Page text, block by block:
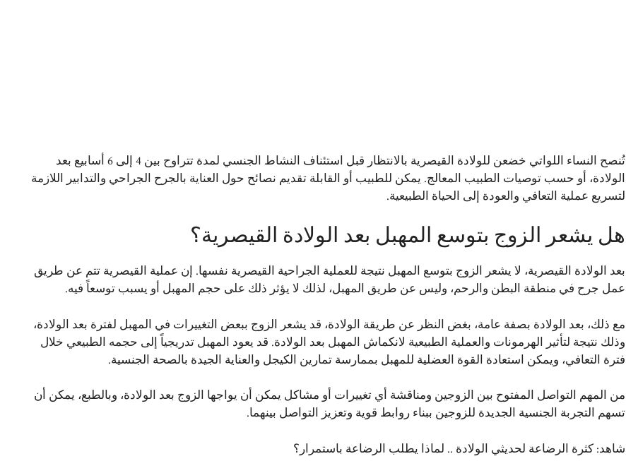
تُنصح النساء اللواتي خضعن للولادة القيصرية بالانتظار قبل استئناف النشاط الجنسي لمدة تتراوح بين 4 إلى 6 أسابيع بعد
الولادة، أو حسب توصيات الطبيب المعالج. يمكن للطبيب أو القابلة تقديم نصائح حول العناية بالجرح الجراحي والتدابير اللازمة
لتسريع عملية التعافي والعودة إلى الحياة الطبيعية.
هل يشعر الزوج بتوسع المهبل بعد الولادة القيصرية؟
بعد الولادة القيصرية، لا يشعر الزوج بتوسع المهبل نتيجة للعملية الجراحية القيصرية نفسها. إن عملية القيصرية تتم عن طريق
عمل جرح في منطقة البطن والرحم، وليس عن طريق المهبل، لذلك لا يؤثر ذلك على حجم المهبل أو يسبب توسعاً فيه.
مع ذلك، بعد الولادة بصفة عامة، بغض النظر عن طريقة الولادة، قد يشعر الزوج ببعض التغييرات في المهبل لفترة بعد الولادة،
وذلك نتيجة لتأثير الهرمونات والعملية الطبيعية لانكماش المهبل بعد الولادة. قد يعود المهبل تدريجياً إلى حجمه الطبيعي خلال
فترة التعافي، ويمكن استعادة القوة العضلية للمهبل بممارسة تمارين الكيجل والعناية الجيدة بالصحة الجنسية.
من المهم التواصل المفتوح بين الزوجين ومناقشة أي تغييرات أو مشاكل يمكن أن يواجها الزوج بعد الولادة، وبالطبع، يمكن أن
تسهم التجربة الجنسية الجديدة للزوجين ببناء روابط قوية وتعزيز التواصل بينهما.
شاهد:كثرة الرضاعة لحديثي الولادة .. لماذا يطلب الرضاعة باستمرار؟